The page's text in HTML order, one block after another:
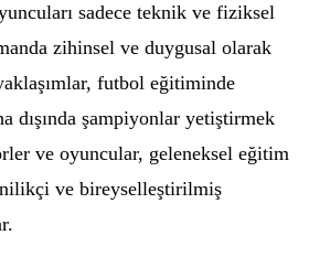
sadece teknik ve fiziksel
zihinsel ve duygusal olarak
futbol eğitiminde
dışında şampiyonlar yetiştirmek
ve oyuncular, geleneksel eğitim
ve bireyselleştirilmiş